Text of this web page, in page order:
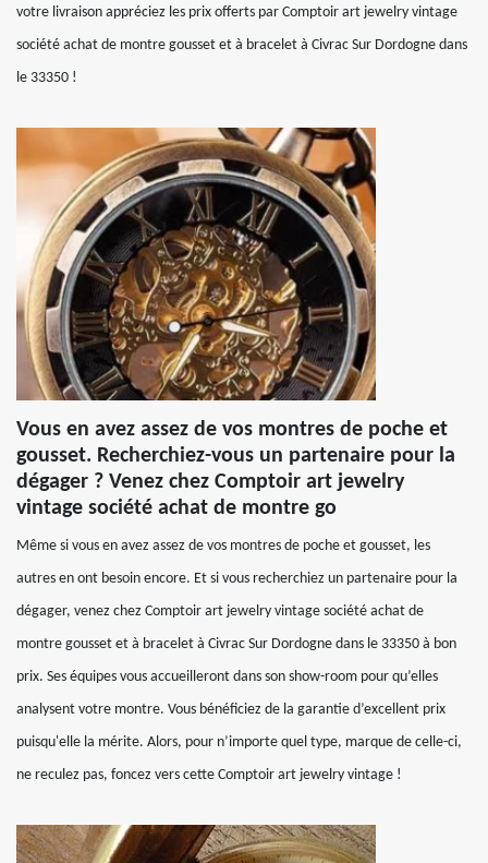
votre livraison appréciez les prix offerts par Comptoir art jewelry vintage
société achat de montre gousset et à bracelet à Civrac Sur Dordogne dans
le 33350 !
Vous en avez assez de vos montres de poche et
gousset. Recherchiez-vous un partenaire pour la
dégager ? Venez chez Comptoir art jewelry
vintage société achat de montre go
Même si vous en avez assez de vos montres de poche et gousset, les
autres en ont besoin encore. Et si vous recherchiez un partenaire pour la
dégager, venez chez Comptoir art jewelry vintage société achat de
montre gousset et à bracelet à Civrac Sur Dordogne dans le 33350 à bon
prix. Ses équipes vous accueilleront dans son show-room pour qu’elles
analysent votre montre. Vous bénéficiez de la garantie d’excellent prix
puisqu'elle la mérite. Alors, pour n’importe quel type, marque de celle-ci,
ne reculez pas, foncez vers cette Comptoir art jewelry vintage !